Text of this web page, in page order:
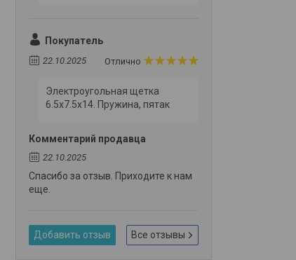
Покупатель
22.10.2025 Отлично
Электроугольная щетка
6.5х7.5х14. Пружина, пятак
Комментарий продавца
22.10.2025
Спасибо за отзыв. Приходите к нам
еще.
Добавить отзыв Все отзывы